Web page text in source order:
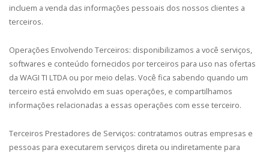
incluem a venda das informações pessoais dos nossos clientes a
terceiros.
Operações Envolvendo Terceiros: disponibilizamos a você serviços,
softwares e conteúdo fornecidos por terceiros para uso nas ofertas
da WAGI TI LTDA ou por meio delas. Você fica sabendo quando um
terceiro está envolvido em suas operações, e compartilhamos
informações relacionadas a essas operações com esse terceiro.
Terceiros Prestadores de Serviços: contratamos outras empresas e
pessoas para executarem serviços direta ou indiretamente para